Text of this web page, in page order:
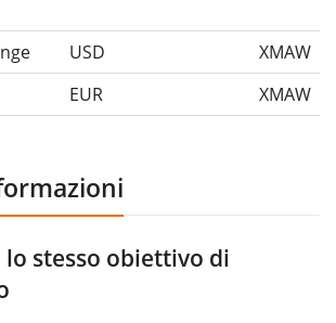
USD
XMAW
EUR XMAW
lo stesso obiettivo di